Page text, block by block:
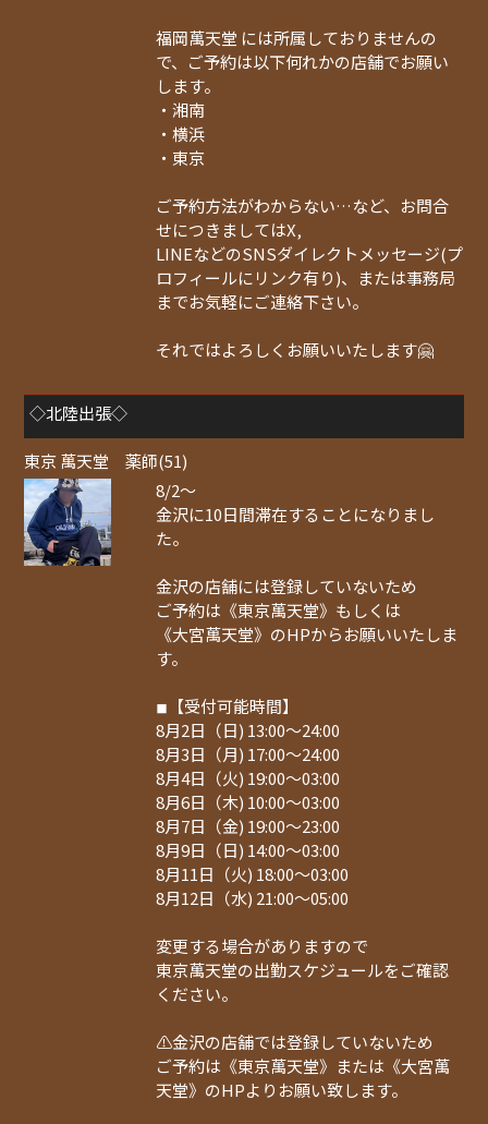
福岡萬天堂 には所属しておりませんの
で、ご予約は以下何れかの店舗でお願い
します。
・湘南
・横浜
・東京
ご予約方法がわからない…など、お問合
せにつきましてはX,
LINEなどのSNSダイレクトメッセージ(プ
ロフィールにリンク有り)、または事務局
までお気軽にご連絡下さい。
それではよろしくお願いいたします🤗
◇北陸出張◇
東京 萬天堂 薬師(51)
8/2～
金沢に10日間滞在することになりまし
た。
金沢の店舗には登録していないため
ご予約は《東京萬天堂》もしくは
《大宮萬天堂》のHPからお願いいたしま
す。
◾︎【受付可能時間】
8月2日（日) 13:00〜24:00
8月3日（月) 17:00〜24:00
8月4日（火) 19:00〜03:00
8月6日（木) 10:00〜03:00
8月7日（金) 19:00〜23:00
8月9日（日) 14:00〜03:00
8月11日（火) 18:00〜03:00
8月12日（水) 21:00〜05:00
変更する場合がありますので
東京萬天堂の出勤スケジュールをご確認
ください。
⚠️金沢の店舗では登録していないため
ご予約は《東京萬天堂》または《大宮萬
天堂》のHPよりお願い致します。